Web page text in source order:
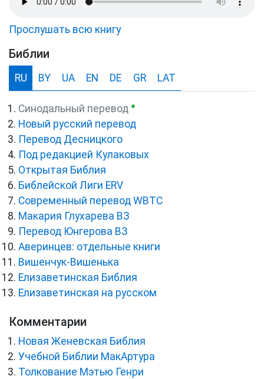
Прослушать всю книгу
Библии
RU BY UA EN DE GR LAT
Синодальный перевод ●
Новый русский перевод
Перевод Десницкого
Под редакцией Кулаковых
Открытая Библия
Библейской Лиги ERV
Cовременный перевод WBTC
Макария Глухарева ВЗ
Перевод Юнгерова ВЗ
Аверинцев: отдельные книги
Вишенчук-Вишенька
Елизаветинская Библия
Елизаветинская на русском
Комментарии
Новая Женевская Библия
Учебной Библии МакАртура
Толкование Мэтью Генри